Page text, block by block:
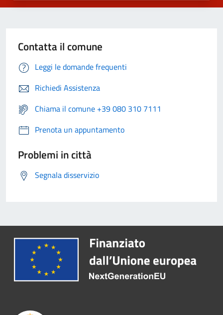
Contatta il comune
Leggi le domande frequenti
Richiedi Assistenza
Chiama il comune +39 080 310 7111
Prenota un appuntamento
Problemi in città
Segnala disservizio